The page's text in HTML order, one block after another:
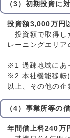
（3）初期投資に
投資額3,000万円
投資額で取得し
レーニングエリア
※1 過疎地域にあ
※2 本社機能移転
以上、その他の
（4）事業所等の
年間借上料240万